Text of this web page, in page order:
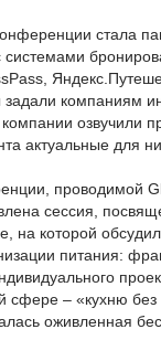
стала
системами
задали компаниям
озвучили
актуальные для
проводимой
сессия,
на которой
питания:
сфере – «кухню
оживленная